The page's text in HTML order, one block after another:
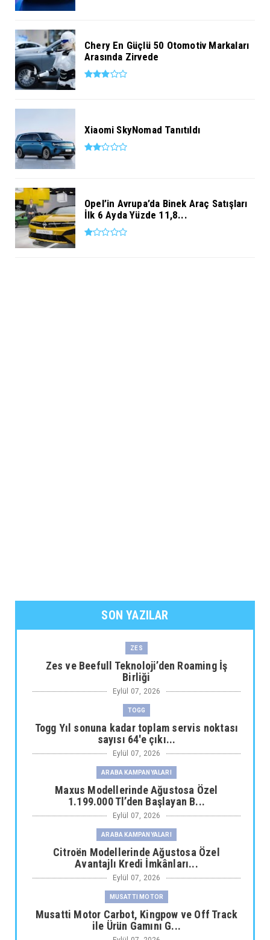
Chery En Güçlü 50 Otomotiv Markaları
Arasında Zirvede
Xiaomi SkyNomad Tanıtıldı
Opel’in Avrupa’da Binek Araç Satışları
İlk 6 Ayda Yüzde 11,8...
SON YAZILAR
ZES
Zes ve Beefull Teknoloji’den Roaming İş
Birliği
Eylül 07, 2026
TOGG
Togg Yıl sonuna kadar toplam servis noktası
sayısı 64'e çıkı...
Eylül 07, 2026
ARABA KAMPANYALARI
Maxus Modellerinde Ağustosa Özel
1.199.000 Tl’den Başlayan B...
Eylül 07, 2026
ARABA KAMPANYALARI
Citroën Modellerinde Ağustosa Özel
Avantajlı Kredi İmkânları...
Eylül 07, 2026
MUSATTI MOTOR
Musatti Motor Carbot, Kingpow ve Off Track
ile Ürün Gamını G...